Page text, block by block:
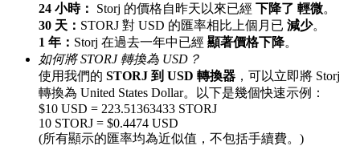
邀请好友
邀請朋友獲得現金獎勵
24 小時：
Storj 的價格自昨天以來已經 下降了 輕微。
30 天： STORJ 對 USD 的匯率相比上個月已 減少。
1 年： Storj 在過去一年中已經 顯著價格下降。
如何將 STORJ 轉換為 USD？
使用我們的 STORJ 到 USD 轉換器 ，可以立即將 Storj
轉換為 United States Dollar。以下是幾個快速示例：
$10 USD = 223.51363433 STORJ
10 STORJ = $0.4474 USD
(所有顯示的匯率均為近似值，不包括手續費。)